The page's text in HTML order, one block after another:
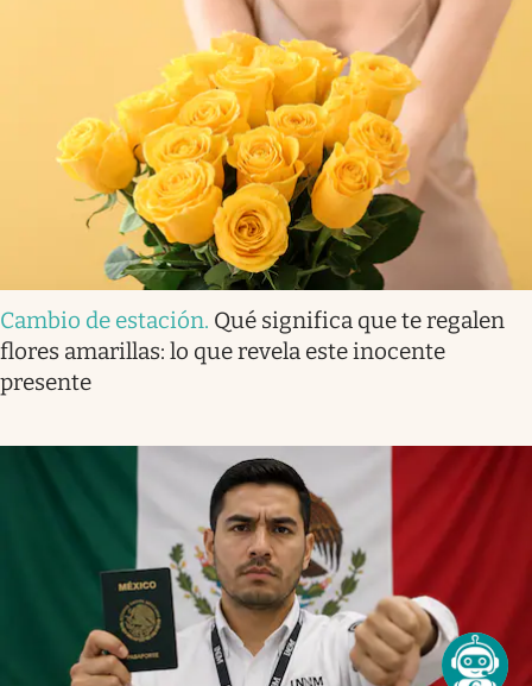
Cambio de estación. Qué significa que te regalen
flores amarillas: lo que revela este inocente
presente